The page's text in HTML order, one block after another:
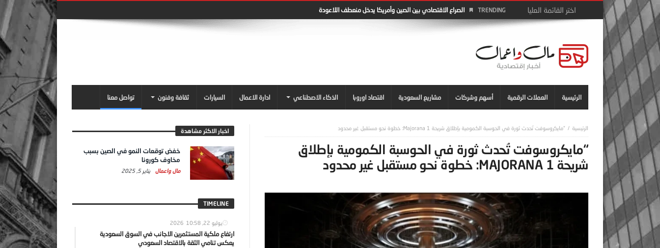
TRENDING الصراع الاقتصادي بين الصين وأمريكا يدخل منعطف اللاعودة
الرئيسية العملات الرقمية أسهم وشركات مشاريع السعودية اقتصاد اوروبا الذكاء الاصطناعي ادارة الاعمال السيارات ثقافة وفنون تواصل معنا
“مايكروسوفت تُحدث ثورة في الحوسبة الكمومية بإطلاق شريحة Majorana 1: خطوة نحو مستقبل غير محدود
“مايكروسوفت تُحدث ثورة في الحوسبة الكمومية بإطلاق
شريحة MAJORANA 1: خطوة نحو مستقبل غير محدود
اخبار الاكثر مشاهدة
خفض توقعات النمو في الصين بسبب
مخاوف كورونا
مال واعمال يناير 5, 2025
TIMELINE
يوليو 22, 2026 10:58
ارتفاع ملكية المستثمرين الاجانب في السوق السعودية
يعكس تنامي الثقة بالاقتصاد السعودي